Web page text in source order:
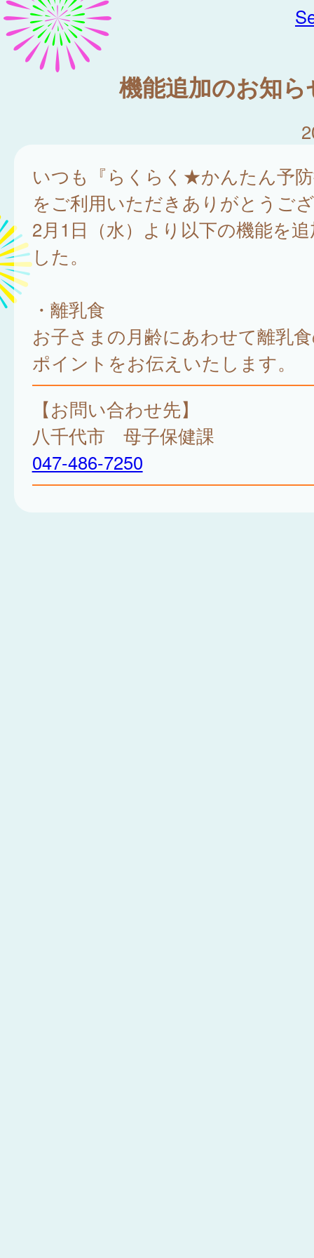
機能追加のお知ら
いつも『らくらく★かんたん予
をご利用いただきありがとうご
2月1日（水）より以下の機能を
した。
・離乳食
お子さまの月齢にあわせて離乳
ポイントをお伝えいたします。
【お問い合わせ先】
八千代市 母子保健課
047-486-7250